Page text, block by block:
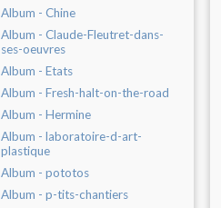
Album - Chine
Album - Claude-Fleutret-dans-
ses-oeuvres
Album - Etats
Album - Fresh-halt-on-the-road
Album - Hermine
Album - laboratoire-d-art-
plastique
Album - pototos
Album - p-tits-chantiers